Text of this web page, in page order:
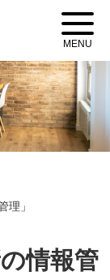
MENU
理」
情報管